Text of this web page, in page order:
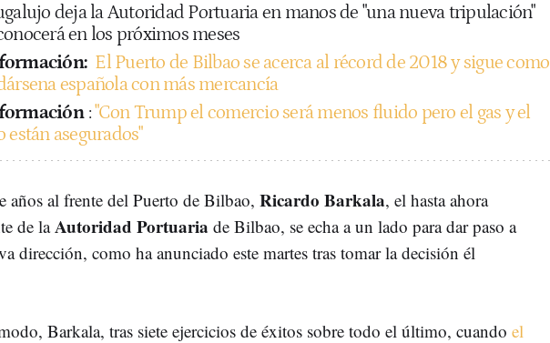
deja la Autoridad Portuaria en manos de "una nueva tripulación"
en los próximos meses
El Puerto de Bilbao se acerca al récord de 2018 y sigue como
española con más mercancía
:"Con Trump el comercio será menos fluido pero el gas y el
están asegurados"
años al frente del Puerto de Bilbao, Ricardo Barkala, el hasta ahora
de laAutoridad Portuaria de Bilbao, se echa a un lado para dar paso a
dirección, como ha anunciado este martes tras tomar la decisión él
Barkala, tras siete ejercicios de éxitos sobre todo el último, cuando el